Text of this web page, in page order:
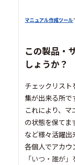
マニュアル作成ツール
この製品・
しょうか？
チェックリス
集が出来る所で
これにより、
の状態を保てま
など様々活躍出
各個人でアカウ
「いつ・誰が